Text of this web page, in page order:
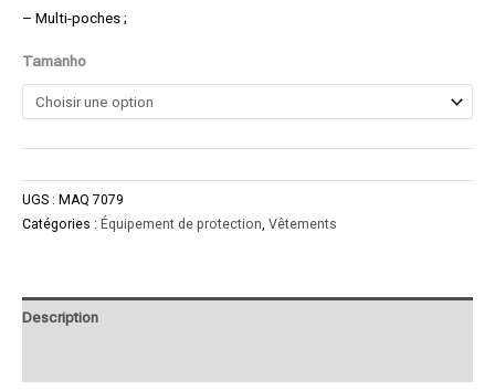
– Multi-poches ;
Tamanho
UGS : MAQ 7079
Catégories : Équipement de protection, Vêtements
Description